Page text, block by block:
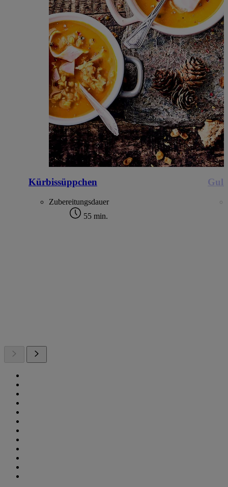
Kürbissüppchen
Zubereitungsdauer
55 min.